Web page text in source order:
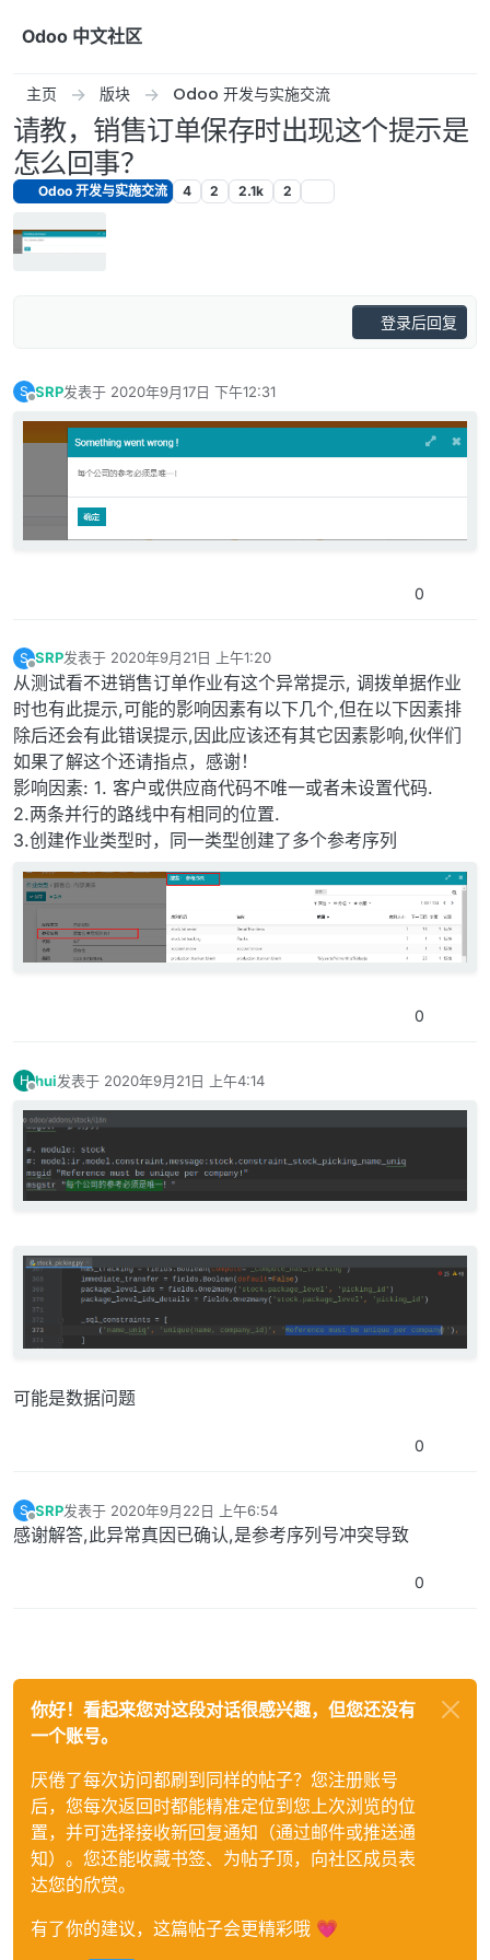
Odoo 中文社区
主页 版块 Odoo 开发与实施交流
请教，销售订单保存时出现这个提示是
怎么回事？
Odoo 开发与实施交流 4 2 2.1k 2
登录后回复
S SRP发表于 2020年9月17日 下午12:31
最后由 编辑
0
S
离线
SRP发表于 2020年9月21日 上午1:20
最后由 编辑
从测试看不进销售订单作业有这个异常提示, 调拨单据作业
时也有此提示,可能的影响因素有以下几个,但在以下因素排
除后还会有此错误提示,因此应该还有其它因素影响,伙伴们
如果了解这个还请指点，感谢！
影响因素: 1. 客户或供应商代码不唯一或者未设置代码.
2.两条并行的路线中有相同的位置.
3.创建作业类型时，同一类型创建了多个参考序列
0
H hui发表于 2020年9月21日 上午4:14
最后由 编辑
可能是数据问题
0
S
离线
SRP发表于 2020年9月22日 上午6:54
最后由 编辑
感谢解答,此异常真因已确认,是参考序列号冲突导致
0
你好！看起来您对这段对话很感兴趣，但您还没有
一个账号。
厌倦了每次访问都刷到同样的帖子？您注册账号
后，您每次返回时都能精准定位到您上次浏览的位
置，并可选择接收新回复通知（通过邮件或推送通
知）。您还能收藏书签、为帖子顶，向社区成员表
达您的欣赏。
有了你的建议，这篇帖子会更精彩哦 💗